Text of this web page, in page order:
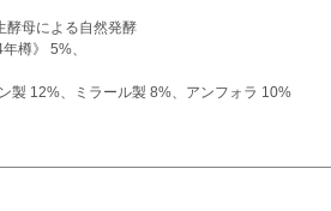
酵母による自然発酵
樽》 5%、
製 12%、ミラール製 8%、アンフォラ 10%